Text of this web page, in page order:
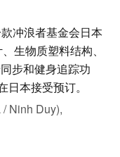
冲浪者基金会日本
生物质塑料结构、
步和健身追踪功
本接受预订。
Ninh Duy),